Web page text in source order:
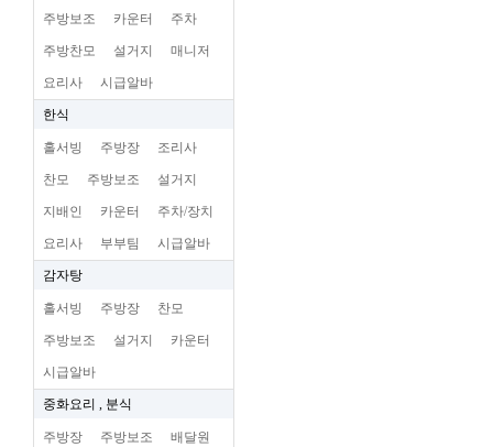
주방보조 카운터 주차
주방찬모 설거지 매니저
요리사 시급알바
한식
홀서빙 주방장 조리사
찬모 주방보조 설거지
지배인 카운터 주차/장치
요리사 부부팀 시급알바
감자탕
홀서빙 주방장 찬모
주방보조 설거지 카운터
시급알바
중화요리 , 분식
주방장 주방보조 배달원